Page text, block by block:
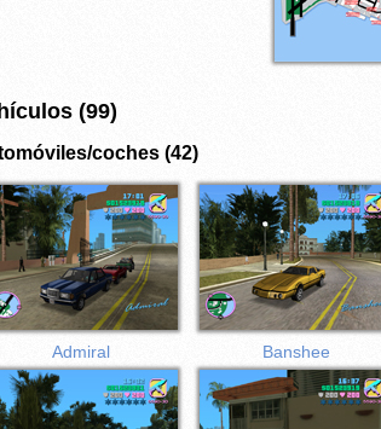
(99)
coches (42)
Admiral Banshee